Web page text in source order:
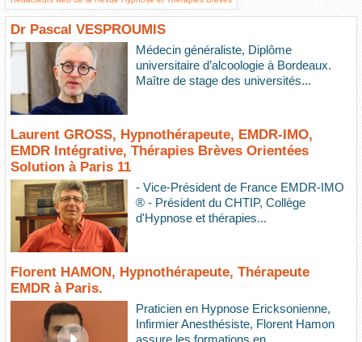
Dr Pascal VESPROUMIS
Médecin généraliste, Diplôme
universitaire d’alcoologie à Bordeaux.
Maître de stage des universités...
Laurent GROSS, Hypnothérapeute, EMDR-IMO,
EMDR Intégrative, Thérapies Brèves Orientées
Solution à Paris 11
- Vice-Président de France EMDR-IMO
® - Président du CHTIP, Collège
d'Hypnose et thérapies...
Florent HAMON, Hypnothérapeute, Thérapeute
EMDR à Paris.
Praticien en Hypnose Ericksonienne,
Infirmier Anesthésiste, Florent Hamon